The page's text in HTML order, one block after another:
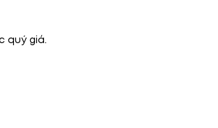
quý giá.